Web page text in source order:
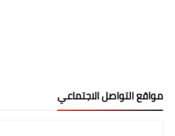
مواقع التواصل الاجتماعي